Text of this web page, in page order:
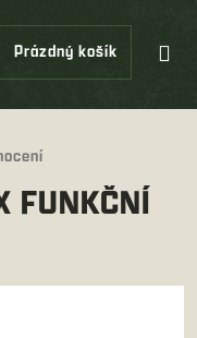
NÁKUPNÍ
KOŠÍK
Prázdný košík
FUNKČNÍ